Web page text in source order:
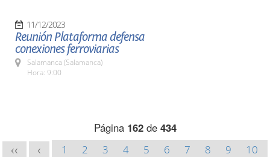
11/12/2023
Reunión Plataforma defensa
conexiones ferroviarias
Salamanca (Salamanca)
Hora: 9:00
Página 162de 434
<< < 1 2 3 4 5 6 7 8 9
10